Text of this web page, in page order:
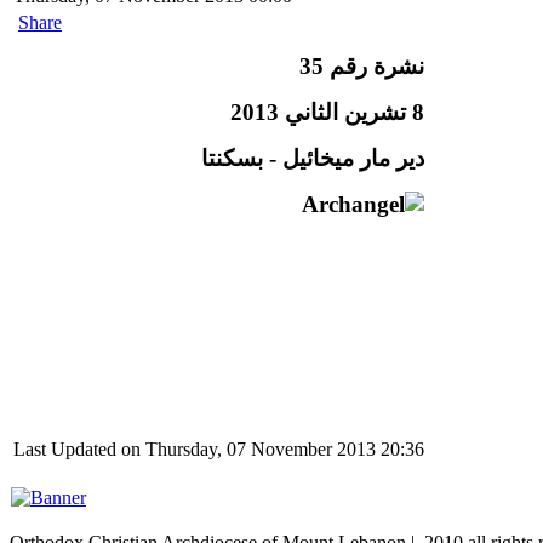
Share
نشرة رقم 35
8 تشرين الثاني 2013
دير مار ميخائيل - بسكنتا
Last Updated on Thursday, 07 November 2013 20:36